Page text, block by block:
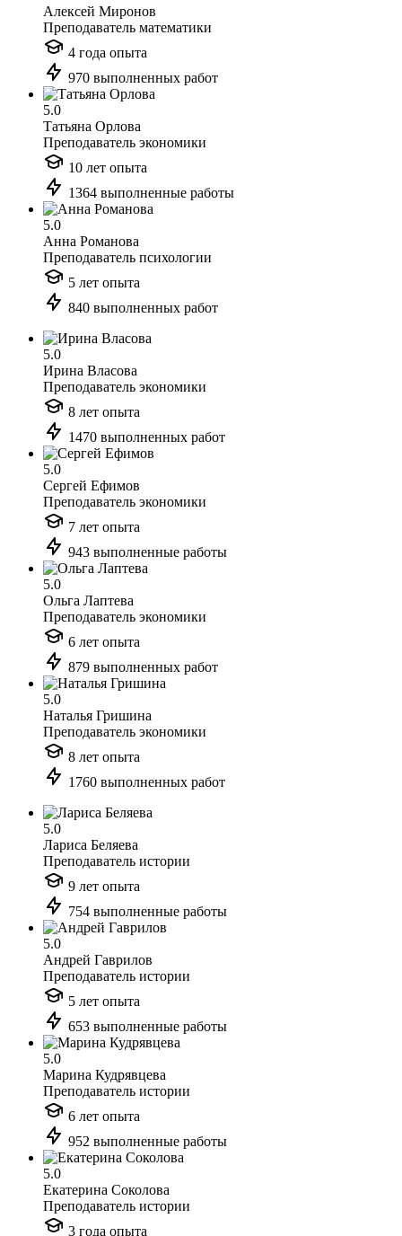
Алексей Миронов
Преподаватель математики
4 года опыта
970 выполненных работ
5.0
Татьяна Орлова
Преподаватель экономики
10 лет опыта
1364 выполненные работы
5.0
Анна Романова
Преподаватель психологии
5 лет опыта
840 выполненных работ
5.0
Ирина Власова
Преподаватель экономики
8 лет опыта
1470 выполненных работ
5.0
Сергей Ефимов
Преподаватель экономики
7 лет опыта
943 выполненные работы
5.0
Ольга Лаптева
Преподаватель экономики
6 лет опыта
879 выполненных работ
5.0
Наталья Гришина
Преподаватель экономики
8 лет опыта
1760 выполненных работ
5.0
Лариса Беляева
Преподаватель истории
9 лет опыта
754 выполненные работы
5.0
Андрей Гаврилов
Преподаватель истории
5 лет опыта
653 выполненные работы
5.0
Марина Кудрявцева
Преподаватель истории
6 лет опыта
952 выполненные работы
5.0
Екатерина Соколова
Преподаватель истории
3 года опыта